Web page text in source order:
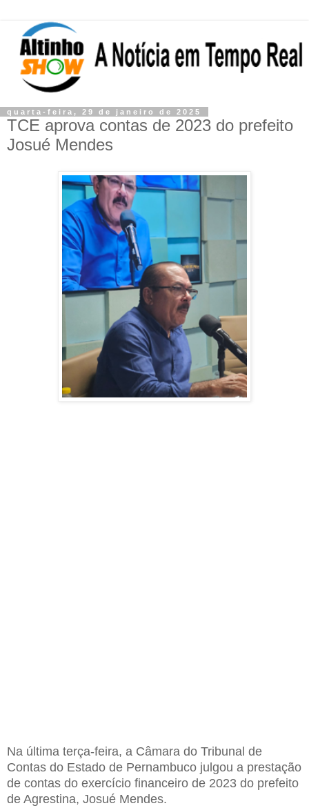
quarta-feira, 29 de janeiro de 2025
TCE aprova contas de 2023 do prefeito
Josué Mendes
Na última terça-feira, a Câmara do Tribunal de
Contas do Estado de Pernambuco julgou a prestação
de contas do exercício financeiro de 2023 do prefeito
de Agrestina, Josué Mendes.